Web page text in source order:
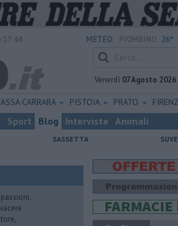
METEO: 26°
Venerdì 07 Agosto 2026
CARRARA PISTOIA PRATO
Sport Blog Interviste Animali
SASSETTA